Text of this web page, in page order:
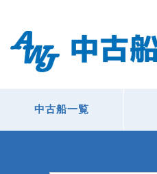
中古船一覧